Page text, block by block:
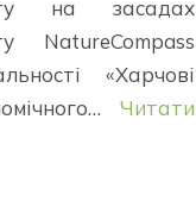
на засадах
NatureCompass
«Харчові
Читати